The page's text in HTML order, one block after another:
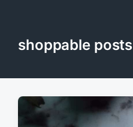
shoppable posts